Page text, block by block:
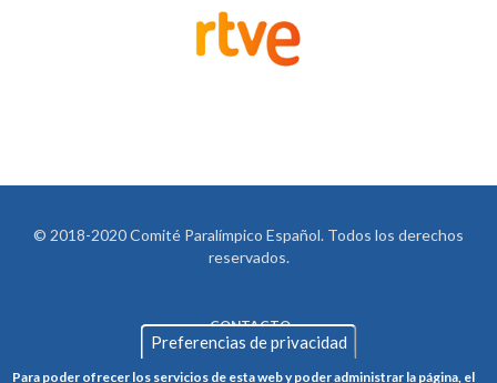
© 2018-2020 Comité Paralímpico Español. Todos los derechos
reservados.
CONTACTO
Preferencias de privacidad
Para poder ofrecer los servicios de esta web y poder administrar la página, el